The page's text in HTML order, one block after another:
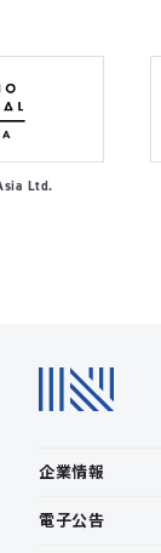
Ltd.
企業情報
電子公告